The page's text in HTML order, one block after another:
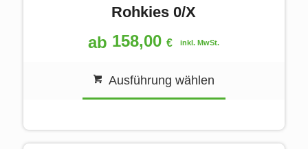
Rohkies 0/X
ab 158,00€ inkl. MwSt.
Ausführung wählen